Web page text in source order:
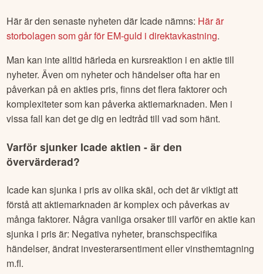
Här är den senaste nyheten där Icade nämns: Här är
storbolagen som går för EM-guld i direktavkastning.
Man kan inte alltid härleda en kursreaktion i en aktie till
nyheter. Även om nyheter och händelser ofta har en
påverkan på en akties pris, finns det flera faktorer och
komplexiteter som kan påverka aktiemarknaden. Men i
vissa fall kan det ge dig en ledtråd till vad som hänt.
Varför sjunker Icade aktien - är den
övervärderad?
Icade kan sjunka i pris av olika skäl, och det är viktigt att
förstå att aktiemarknaden är komplex och påverkas av
många faktorer. Några vanliga orsaker till varför en aktie kan
sjunka i pris är: Negativa nyheter, branschspecifika
händelser, ändrat investerarsentiment eller vinsthemtagning
m.fl.